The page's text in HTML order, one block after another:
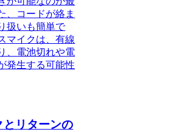
、コードが絡ま
扱いも簡単で
マイクは、有線
、電池切れや電
発生する可能性
とリターンの